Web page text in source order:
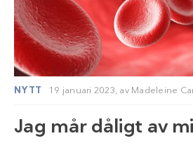
NYTT 19 januari 2023, av Madeleine
Jag mår dåligt av